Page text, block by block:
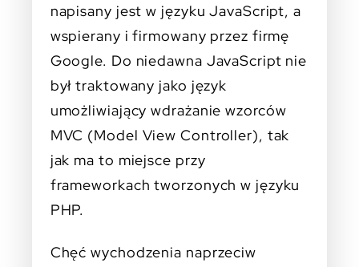
napisany jest w języku JavaScript, a
wspierany i firmowany przez firmę
Google. Do niedawna JavaScript nie
był traktowany jako język
umożliwiający wdrażanie wzorców
MVC (Model View Controller), tak
jak ma to miejsce przy
frameworkach tworzonych w języku
PHP.
Chęć wychodzenia naprzeciw